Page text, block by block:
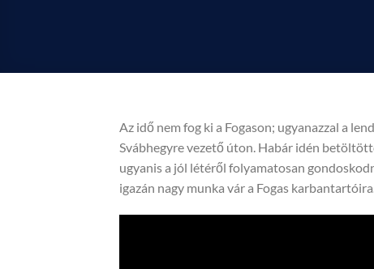
Az idő nem fog ki a Fogason; ugyanazzal a
Svábhegyre vezető úton. Habár idén
ugyanis a jól létéről folyamatosan
igazán nagy munka vár a Fogas